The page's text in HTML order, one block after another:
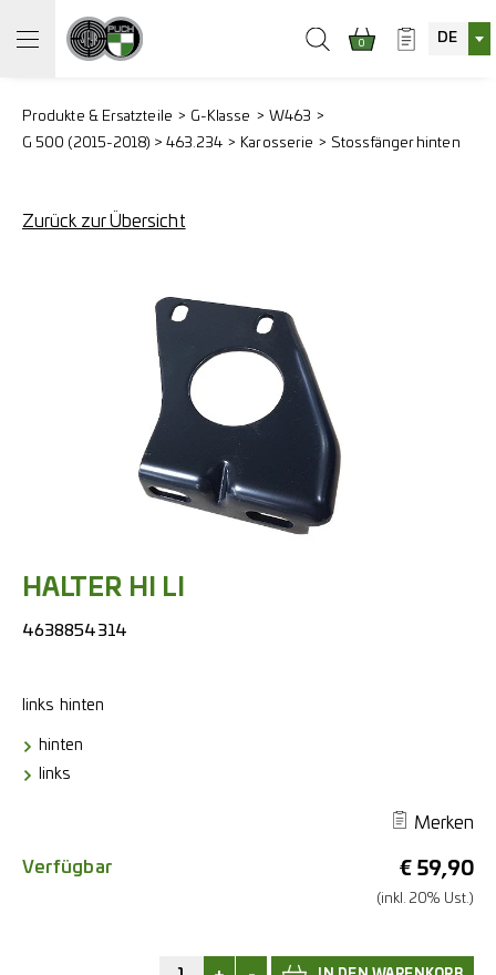
0 DE
Produkte & Ersatzteile G-Klasse
W463
G 500 (2015-2018) > 463.234
Karosserie Stossfänger hinten
Zurück zur Übersicht
HALTER HI LI
4638854314
links hinten
hinten
links
Merken
€ 59,90
(inkl. 20% Ust.)
Verfügbar